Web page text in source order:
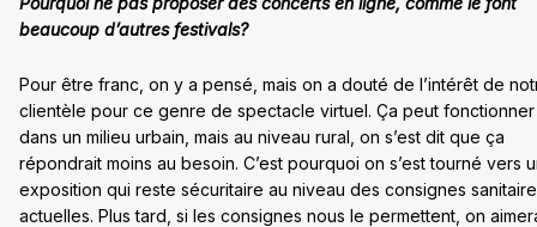
beaucoup d’autres festivals?
Pour être franc, on y a pensé, mais on a douté de l’intérêt de
clientèle pour ce genre de spectacle virtuel. Ça peut fonctionner
dans un milieu urbain, mais au niveau rural, on s’est dit que ça
répondrait moins au besoin. C’est pourquoi on s’est tourné vers
exposition qui reste sécuritaire au niveau des consignes
actuelles. Plus tard, si les consignes nous le permettent, on